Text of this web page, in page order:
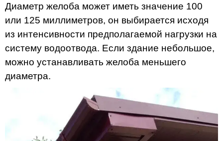
Диаметр желоба может иметь значение 100
или 125 миллиметров, он выбирается исходя
из интенсивности предполагаемой нагрузки на
систему водоотвода. Если здание небольшое,
можно устанавливать желоба меньшего
диаметра.